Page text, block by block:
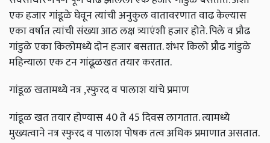
एक हजार गांडूळे घेवून त्यांची अनुकुल वातावरणात वाढ केल्यास
एका वर्षात त्यांची संख्या आठ लक्ष त्र्याएंशी हजार होते. पिले व प्रौढ
गांडुळे एका किलोमध्ये दोन हजार बसतात. शंभर किलो प्रौढ गांडुळे
महिन्याला एक टन गांढूळखत तयार करतात.
गांडूळ खतामध्ये नत्र ,स्फुरद व पालाश यांचे प्रमाण
गांडूळ खत तयार होण्यास 40 ते 45 दिवस लागतात. त्यामध्ये
मुख्यत्वाने नत्र स्फुरद व पालाश पोषक तत्व अधिक प्रमाणात असतात.